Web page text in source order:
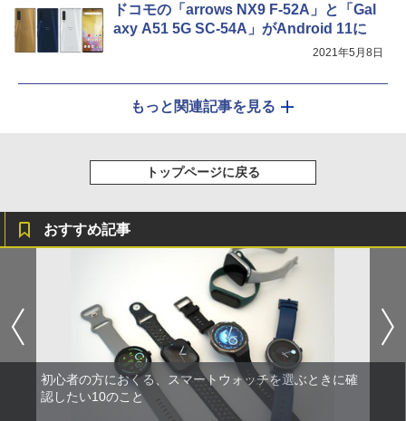
ドコモの「arrows NX9 F-52A」と「Gal
axy A51 5G SC-54A」がAndroid 11に
2021年5月8日
もっと関連記事を見る
トップページに戻る
おすすめ記事
初心者の方におくる、スマートウォッチを選ぶときに確
認したい10のこと